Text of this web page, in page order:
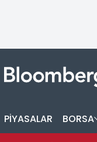
PİYASALAR BORSA